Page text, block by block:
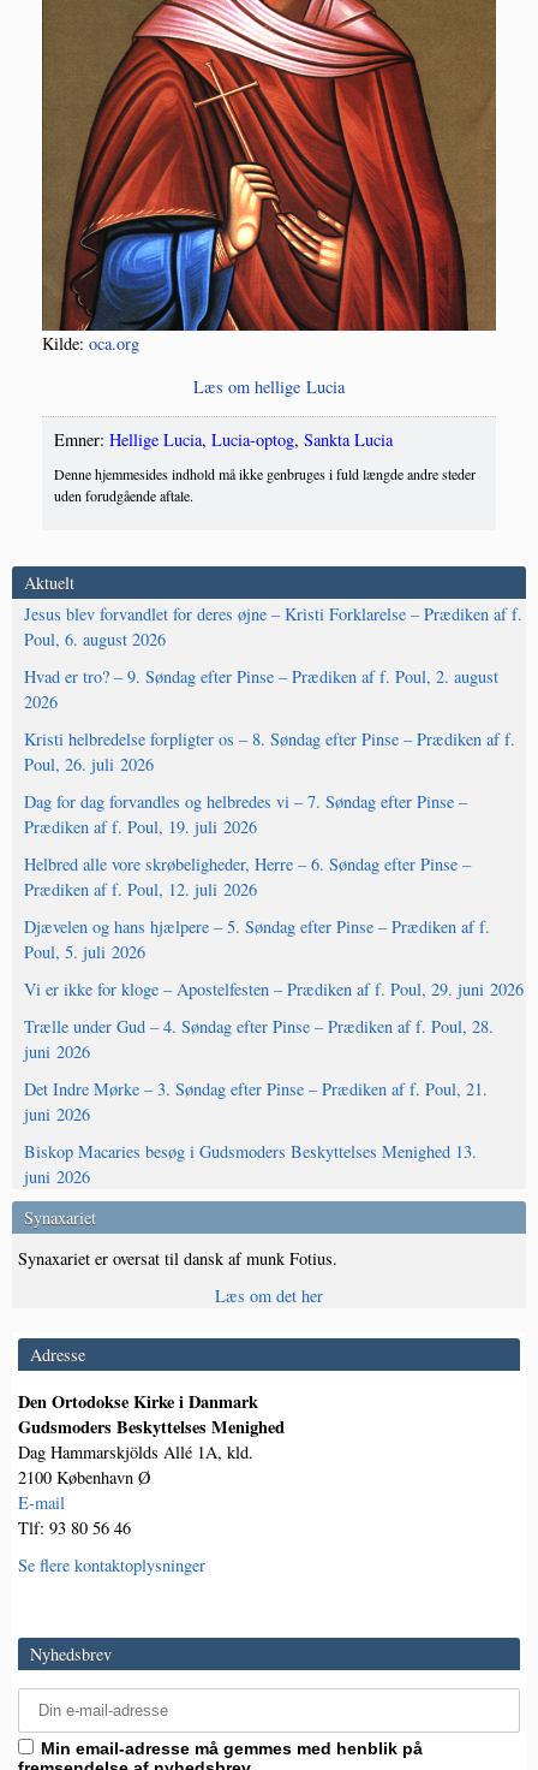
Kil­de: oca.org
Læs om hel­li­ge Lucia
Emner: Hellige Lucia, Lucia-optog, Sankta Lucia
Denne hjemmesides indhold må ikke genbruges i fuld længde andre steder
uden forudgående aftale.
Aktuelt
Jesus blev forvandlet for deres øjne – Kristi Forklarelse – Prædiken af f.
Poul, 6. august 2026
Hvad er tro? – 9. Søndag efter Pinse – Prædiken af f. Poul, 2. august
2026
Kristi helbredelse forpligter os – 8. Søndag efter Pinse – Prædiken af f.
Poul, 26. juli 2026
Dag for dag forvandles og helbredes vi – 7. Søndag efter Pinse –
Prædiken af f. Poul, 19. juli 2026
Helbred alle vore skrøbeligheder, Herre – 6. Søndag efter Pinse –
Prædiken af f. Poul, 12. juli 2026
Djævelen og hans hjælpere – 5. Søndag efter Pinse – Prædiken af f.
Poul, 5. juli 2026
Vi er ikke for kloge – Apostelfesten – Prædiken af f. Poul, 29. juni 2026
Trælle under Gud – 4. Søndag efter Pinse – Prædiken af f. Poul, 28.
juni 2026
Det Indre Mørke – 3. Søndag efter Pinse – Prædiken af f. Poul, 21.
juni 2026
Biskop Macaries besøg i Gudsmoders Beskyttelses Menighed 13.
juni 2026
Synaxariet
Synaxariet er oversat til dansk af munk Fotius.
Læs om det her
Adresse
Den Ortodokse Kirke i Danmark
Gudsmoders Beskyttelses Menighed
Dag Hammarskjölds Allé 1A, kld.
2100 København Ø
E-mail
Tlf: 93 80 56 46
Se flere kontaktoplysninger
Nyhedsbrev
Min email-adresse må gemmes med henblik på